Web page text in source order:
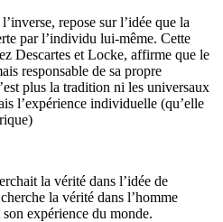
repose sur l’idée que la
par l’individu lui-même. Cette
Descartes et Locke, affirme que le
responsable de sa propre
plus la tradition ni les universaux
l’expérience individuelle (qu’elle
la vérité dans l’idée de
la vérité dans l’homme
expérience du monde.